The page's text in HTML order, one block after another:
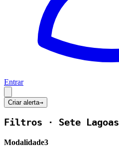
Entrar
Criar alerta→
Filtros · Sete Lagoas
Modalidade3